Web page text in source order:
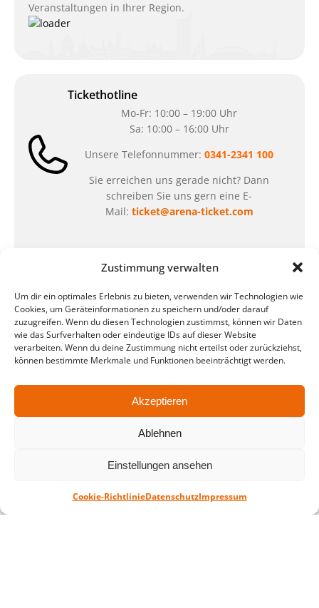
Zustimmung verwalten
Um dir ein optimales Erlebnis zu bieten, verwenden wir Technologien wie
Cookies, um Geräteinformationen zu speichern und/oder darauf
zuzugreifen. Wenn du diesen Technologien zustimmst, können wir Daten
wie das Surfverhalten oder eindeutige IDs auf dieser Website
verarbeiten. Wenn du deine Zustimmung nicht erteilst oder zurückziehst,
können bestimmte Merkmale und Funktionen beeinträchtigt werden.
Akzeptieren
Ablehnen
Einstellungen ansehen
Cookie-RichtlinieDatenschutzImpressum
Veranstaltungen in Ihrer Region.
Tickethotline
Mo-Fr: 10:00 – 19:00 Uhr
Sa: 10:00 – 16:00 Uhr
Unsere Telefonnummer: 0341-2341 100
Sie erreichen uns gerade nicht? Dann
schreiben Sie uns gern eine E-
Mail: ticket@arena-ticket.com
unsere Sonderöffnungszeiten im Sommer:
in der Zeit vom 06.07. – 07.08.2026
Montag – Freitag: 10-18 Uhr Samstag:
geschlossen
QUARTERBACK Immobilien ARENA
Am Sportforum 2, 04105 Leipzig
Nahverkehr: Straßenbahn Linien 3, 4, 7, 8, 15
Parken ist während des Ticketkaufs möglich.